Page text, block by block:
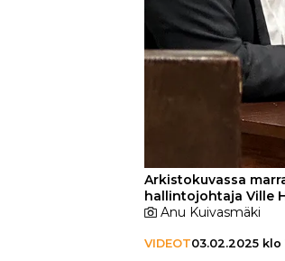
Arkistokuvassa
hallintojohtaja Ville
Anu Kuivasmäki
VIDEOT03.02.2025 klo